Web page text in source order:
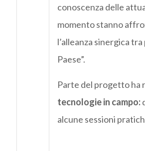
conoscenza delle
momento stanno
l’alleanza sinergica
Paese”.
Parte del progetto ha
tecnologie in campo:
alcune sessioni